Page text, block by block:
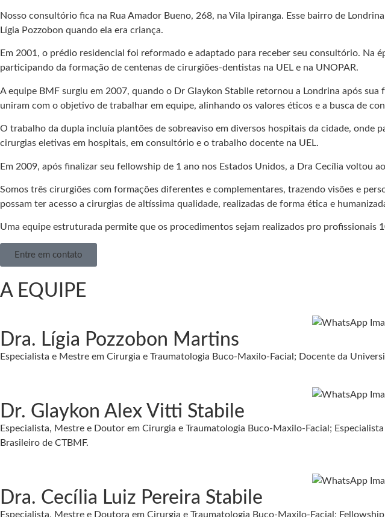
Nosso consultório fica na Rua Amador Bueno, 268, na Vila Ipiranga. Esse bairro de
Lígia Pozzobon quando ela era criança.
Em 2001, o prédio residencial foi reformado e adaptado para receber seu consultório.
participando da formação de centenas de cirurgiões-dentistas na UEL e na UNOPAR.
A equipe BMF surgiu em 2007, quando o Dr Glaykon Stabile retornou a Londrina após
uniram com o objetivo de trabalhar em equipe, alinhando os valores éticos e a busca de
O trabalho da dupla incluía plantões de sobreaviso em diversos hospitais da cidade, onde
cirurgias eletivas em hospitais, em consultório e o trabalho docente na UEL.
Em 2009, após finalizar seu fellowship de 1 ano nos Estados Unidos, a Dra Cecília voltou
Somos três cirurgiões com formações diferentes e complementares, trazendo visões e
possam ter acesso a cirurgias de altíssima qualidade, realizadas de forma ética e
Uma equipe estruturada permite que os procedimentos sejam realizados pro
Entre em contato
A EQUIPE
Dra. Lígia Pozzobon Martins
Especialista e Mestre em Cirurgia e Traumatologia Buco-Maxilo-Facial; Docente da
Dr. Glaykon Alex Vitti Stabile
Especialista, Mestre e Doutor em Cirurgia e Traumatologia Buco-Maxilo-Facial;
Brasileiro de CTBMF.
Dra. Cecília Luiz Pereira Stabile
Especialista, Mestre e Doutora em Cirurgia e Traumatologia Buco-Maxilo-Facial;